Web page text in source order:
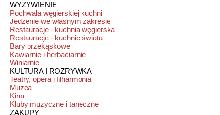
WYŻYWIENIE
Pochwała węgierskiej kuchni
Jedzenie we własnym zakresie
Restauracje - kuchnia węgierska
Restauracje - kuchnie świata
Bary przekąskowe
Kawiarnie i herbaciarnie
Winiarnie
KULTURA I ROZRYWKA
Teatry, opera i filharmonia
Muzea
Kina
Kluby muzyczne i taneczne
ZAKUPY